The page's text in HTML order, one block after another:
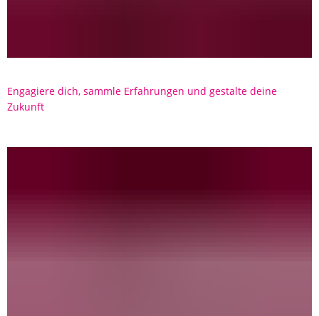
Engagiere dich, sammle Erfahrungen und gestalte deine
Zukunft